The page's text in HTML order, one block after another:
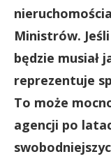
Ministrów.
będzie musiał
reprezentuje
To może
agencji po